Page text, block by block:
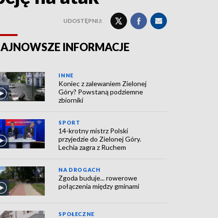
UDOSTĘPNIJ:
INFORMACJE
INNE
Koniec z zalewaniem Zielonej
Góry? Powstaną podziemne
zbiorniki
SPORT
14-krotny mistrz Polski
przyjedzie do Zielonej Góry.
Lechia zagra z Ruchem
NA DROGACH
Zgoda buduje... rowerowe
połączenia między gminami
SPOŁECZNE